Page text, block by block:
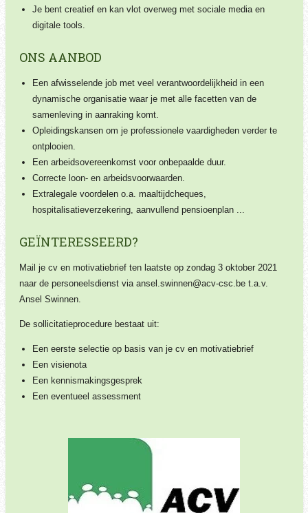
Je bent creatief en kan vlot overweg met sociale media en
digitale tools.
ONS AANBOD
Een afwisselende job met veel verantwoordelijkheid in een
dynamische organisatie waar je met alle facetten van de
samenleving in aanraking komt.
Opleidingskansen om je professionele vaardigheden verder te
ontplooien.
Een arbeidsovereenkomst voor onbepaalde duur.
Correcte loon- en arbeidsvoorwaarden.
Extralegale voordelen o.a. maaltijdcheques,
hospitalisatieverzekering, aanvullend pensioenplan ...
GEÏNTERESSEERD?
Mail je cv en motivatiebrief ten laatste op zondag 3 oktober 2021
naar de personeelsdienst via ansel.swinnen@acv-csc.be t.a.v.
Ansel Swinnen.
De sollicitatieprocedure bestaat uit:
Een eerste selectie op basis van je cv en motivatiebrief
Een visienota
Een kennismakingsgesprek
Een eventueel assessment